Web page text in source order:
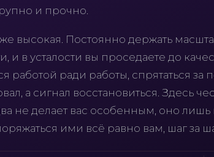
и прочно.
высокая. Постоянно держать
и в усталости вы проседаете до
работой ради работы, спрятаться за
а сигнал восстановиться. Здесь
не делает вас особенным, оно
ими всё равно вам, шаг за